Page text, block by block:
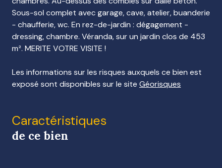
Sous-sol complet avec garage, cave, atelier, buanderie
- chaufferie, wc. En rez-de-jardin : dégagement -
dressing, chambre. Véranda, sur un jardin clos de 453
m². MERITE VOTRE VISITE !
Les informations sur les risques auxquels ce bien est
exposé sont disponibles sur le site Géorisques
Caractéristiques
de ce bien